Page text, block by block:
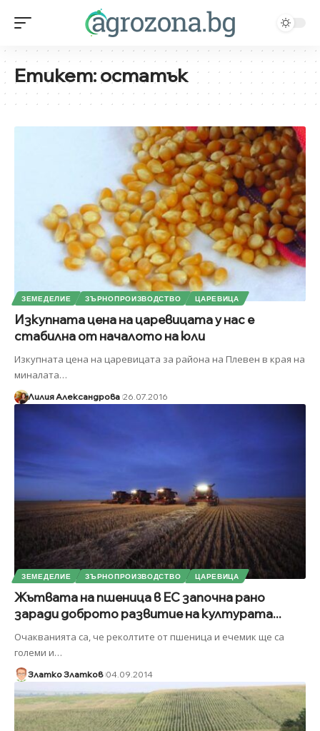
Етикет:остатък
ЗЕМЕДЕЛИЕ ЗЪРНОПРОИЗВОДСТВО ЦАРЕВИЦА
Изкупната цена на царевицата у нас е
стабилна от началото на юли
Изкупната цена на царевицата за района на Плевен в края на
миналата…
Лилия Александрова 26.07.2016
ЗЕМЕДЕЛИЕ ЗЪРНОПРОИЗВОДСТВО ЦАРЕВИЦА
Жътвата на пшеница в ЕС започна рано
заради доброто развитие на културата...
Очакванията са, че реколтите от пшеница и ечемик ще са
големи и…
Златко Златков 04.09.2014